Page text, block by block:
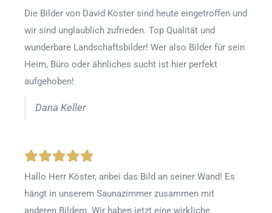
Die Bilder von David Köster sind heute eingetroffen und
wir sind unglaublich zufrieden. Top Qualität und
wunderbare Landschaftsbilder! Wer also Bilder für sein
Heim, Büro oder ähnliches sucht ist hier perfekt
aufgehoben!
Dana Keller
Hallo Herr Köster, anbei das Bild an seiner Wand! Es
hängt in unserem Saunazimmer zusammen mit
anderen Bildern. Wir haben jetzt eine wirkliche